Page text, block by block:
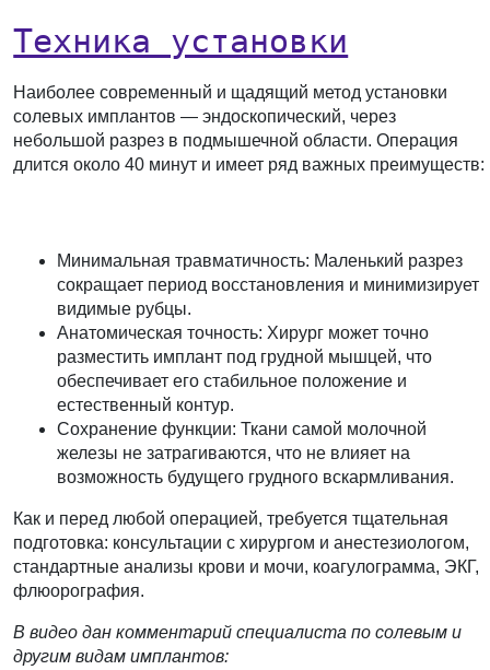
Техника установки
Наиболее современный и щадящий метод установки
солевых имплантов — эндоскопический, через
небольшой разрез в подмышечной области. Операция
длится около 40 минут и имеет ряд важных преимуществ:
Минимальная травматичность: Маленький разрез
сокращает период восстановления и минимизирует
видимые рубцы.
Анатомическая точность: Хирург может точно
разместить имплант под грудной мышцей, что
обеспечивает его стабильное положение и
естественный контур.
Сохранение функции: Ткани самой молочной
железы не затрагиваются, что не влияет на
возможность будущего грудного вскармливания.
Как и перед любой операцией, требуется тщательная
подготовка: консультации с хирургом и анестезиологом,
стандартные анализы крови и мочи, коагулограмма, ЭКГ,
флюорография.
В видео дан комментарий специалиста по солевым и
другим видам имплантов: